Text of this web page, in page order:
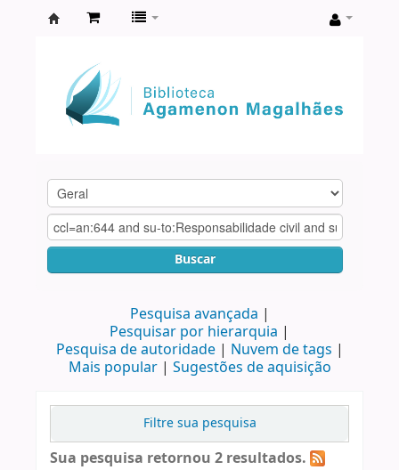
Agamenon
Magalhães
Buscar
Pesquisa avançada
Pesquisar por hierarquia
Pesquisa de autoridade
Nuvem de tags
Mais popular
Sugestões de aquisição
Filtre sua pesquisa
Sua pesquisa retornou 2 resultados.